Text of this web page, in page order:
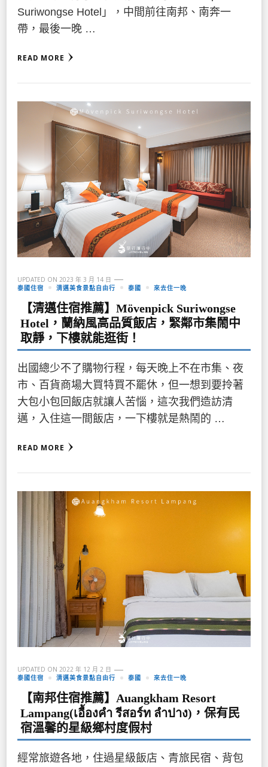
Suriwongse Hotel」，中間前往南邦、南奔一
帶，最後一晚 …
READ MORE
UPDATED ON 2023 年 3 月 14 日
泰國住宿
清邁美食景點自由行 泰國 來去住一晚
【清邁住宿推薦】Mövenpick Suriwongse
Hotel，蘭納風高品質飯店，緊鄰市集鬧中
取靜，下樓就能逛街！
出國總少不了購物行程，每天晚上不在市集、夜
市、百貨商場大買特買不罷休，但一想到要拎著
大包小包回飯店就讓人苦惱，這次我們造訪清
邁，入住這一間飯店，一下樓就是熱鬧的 …
READ MORE
UPDATED ON 2022 年 12 月 2 日
泰國住宿
清邁美食景點自由行 泰國 來去住一晚
【南邦住宿推薦】Auangkham Resort
Lampang(เอื้องคำ รีสอร์ท ลำปาง)，保有民
宿溫馨的星級鄉村度假村
經常旅遊各地，住過星級飯店、青旅民宿、背包